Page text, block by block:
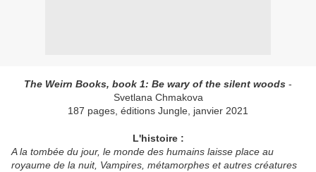
The Weirn Books, book 1: Be wary of the silent woods -
Svetlana Chmakova
187 pages, éditions Jungle, janvier 2021
L'histoire :
A la tombée du jour, le monde des humains laisse place au
royaume de la nuit, Vampires, métamorphes et autres créatures